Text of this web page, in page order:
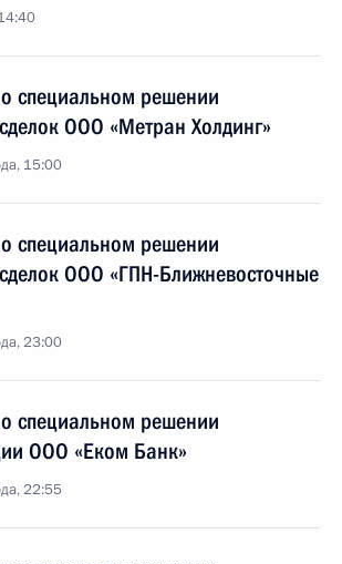
специальном решении
ООО «Метран Холдинг»
15:00
специальном решении
ООО «ГПН-Ближневосточные
23:00
специальном решении
ООО «Еком Банк»
22:55